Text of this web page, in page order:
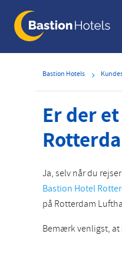
main
content
Bastion Hotels
Er der
Ja, selv når du
Bastion Hotel
på Rotterdam
Bemærk venligst,